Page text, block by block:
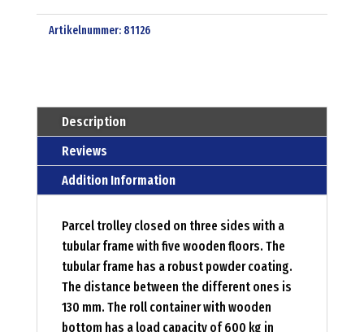
Artikelnummer: 81126
Description
Reviews
Addition Information
Parcel trolley closed on three sides with a
tubular frame with five wooden floors. The
tubular frame has a robust powder coating.
The distance between the different ones is
130 mm. The roll container with wooden
bottom has a load capacity of 600 kg in